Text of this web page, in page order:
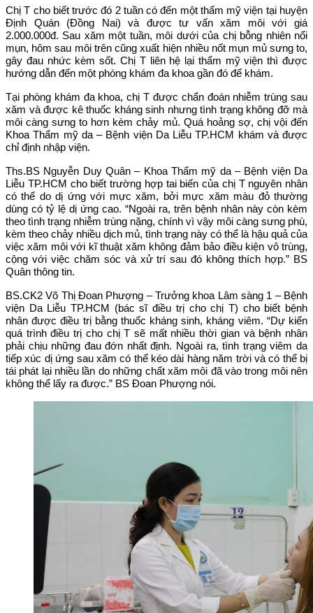
Chị T cho biết trước đó 2 tuần có đến một thẩm mỹ viện tại huyện
Định Quán (Đồng Nai) và được tư vấn xăm môi với giá
2.000.000đ. Sau xăm một tuần, môi dưới của chị bỗng nhiên nổi
mụn, hôm sau môi trên cũng xuất hiện nhiều nốt mụn mủ sưng to,
gây đau nhức kèm sốt. Chị T liên hệ lại thẩm mỹ viện thì được
hướng dẫn đến một phòng khám đa khoa gần đó để khám.
Tại phòng khám đa khoa, chị T được chẩn đoán nhiễm trùng sau
xăm và được kê thuốc kháng sinh nhưng tình trạng không đỡ mà
môi càng sưng to hơn kèm chảy mủ. Quá hoảng sợ, chị vội đến
Khoa Thẩm mỹ da – Bệnh viện Da Liễu TP.HCM khám và được
chỉ định nhập viện.
Ths.BS Nguyễn Duy Quân – Khoa Thẩm mỹ da – Bệnh viện Da
Liễu TP.HCM cho biết trường hợp tai biến của chị T nguyên nhân
có thể do dị ứng với mực xăm, bởi mực xăm màu đỏ thường
dùng có tỷ lệ dị ứng cao. “Ngoài ra, trên bệnh nhân này còn kèm
theo tình trạng nhiễm trùng nặng, chính vì vậy môi càng sưng phù,
kèm theo chảy nhiều dịch mủ, tình trạng này có thể là hậu quả của
việc xăm môi với kĩ thuật xăm không đảm bảo điều kiện vô trùng,
cộng với việc chăm sóc và xử trí sau đó không thích hợp.” BS
Quân thông tin.
BS.CK2 Võ Thị Đoan Phượng – Trưởng khoa Lâm sàng 1 – Bệnh
viện Da Liễu TP.HCM (bác sĩ điều trị cho chị T) cho biết bệnh
nhân được điều trị bằng thuốc kháng sinh, kháng viêm. “Dự kiến
quá trình điều trị cho chị T sẽ mất nhiều thời gian và bệnh nhân
phải chịu những đau đớn nhất định. Ngoài ra, tình trạng viêm da
tiếp xúc dị ứng sau xăm có thể kéo dài hàng năm trời và có thể bị
tái phát lại nhiều lần do những chất xăm môi đã vào trong môi nên
không thể lấy ra được.” BS Đoan Phượng nói.